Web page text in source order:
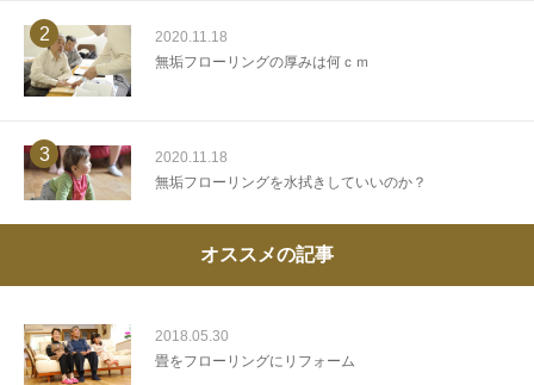
2
2020.11.18
無垢フローリングの厚みは何ｃｍ
3
2020.11.18
無垢フローリングを水拭きしていいのか？
オススメの記事
2018.05.30
畳をフローリングにリフォーム